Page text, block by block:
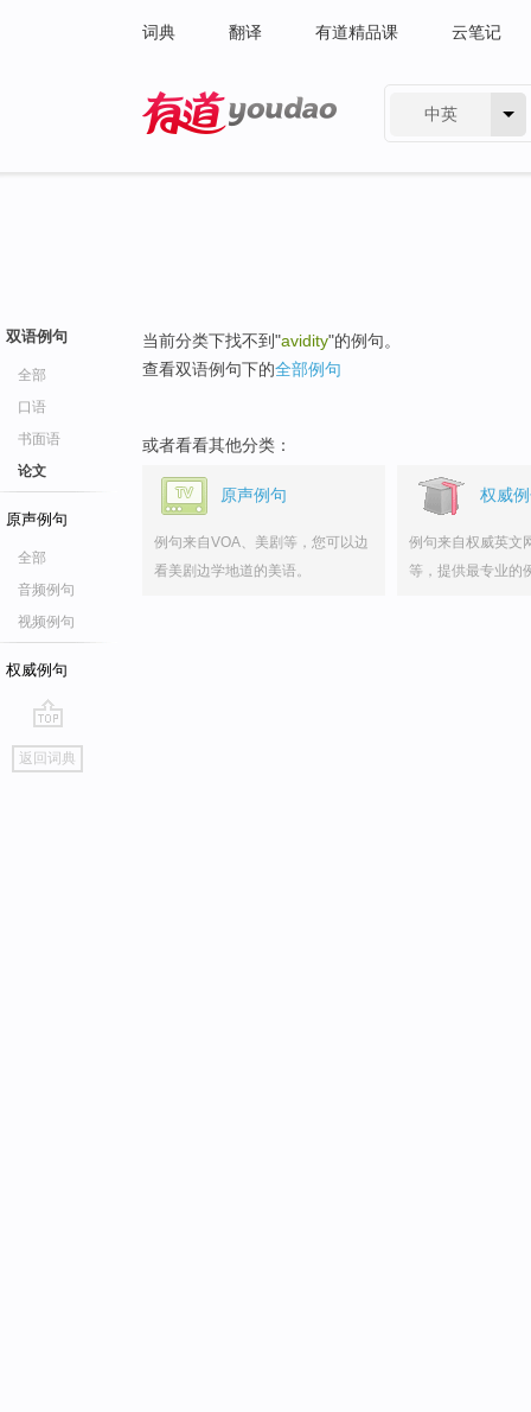
词典 翻译 有道精品课 云笔记
中英
双语例句
全部
口语
书面语
论文
原声例句
全部
音频例句
视频例句
权威例句
go
top
返回词典
当前分类下找不到"avidity"的例句。
查看双语例句下的全部例句
或者看看其他分类：
原声例句
例句来自VOA、美剧等，您可以边
看美剧边学地道的美语。
权威
例句来自权威英文
等，提供最专业的